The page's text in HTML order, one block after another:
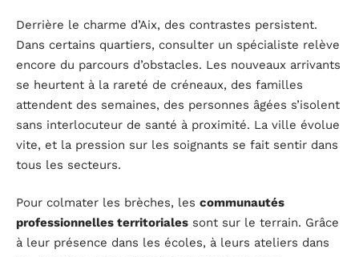
Derrière le charme d’Aix, des contrastes persistent.
Dans certains quartiers, consulter un spécialiste relève
encore du parcours d’obstacles. Les nouveaux arrivants
se heurtent à la rareté de créneaux, des familles
attendent des semaines, des personnes âgées s’isolent
sans interlocuteur de santé à proximité. La ville évolue
vite, et la pression sur les soignants se fait sentir dans
tous les secteurs.
Pour colmater les brèches, les communautés
professionnelles territoriales sont sur le terrain. Grâce
à leur présence dans les écoles, à leurs ateliers dans